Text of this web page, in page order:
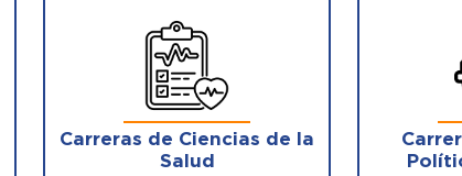
Carreras de Ciencias de la
Salud